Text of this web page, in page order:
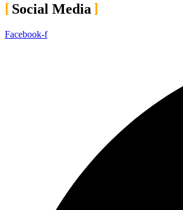
Social Media
Facebook-f